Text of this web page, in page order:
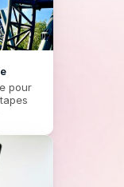
pour
de